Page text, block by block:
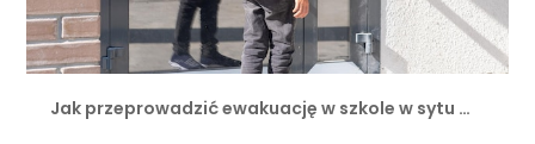
Jak przeprowadzić ewakuację w szkole w sytu …